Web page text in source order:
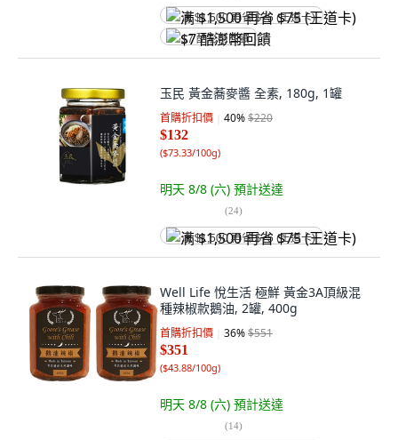
满 $1,500 再省 $75 (王道卡)
$7 酷澎幣回饋
玉民 黃金蕎麥醬 全素, 180g, 1罐
首購折扣價 40%$220
$132
($73.33/100g)
明天 8/8 (六) 預計送達
(24)
满 $1,500 再省 $75 (王道卡)
Well Life 悅生活 極鮮 黃金3A頂級混
種辣椒款鵝油, 2罐, 400g
首購折扣價 36%$551
$351
($43.88/100g)
明天 8/8 (六) 預計送達
(14)